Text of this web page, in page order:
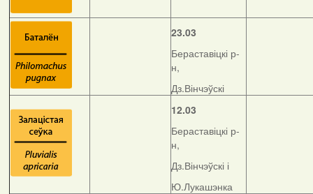
23.03
Бераставіцкі р-
н,
Дз.Вінчэўскі
12.03
Бераставіцкі р-
н,
Дз.Вінчэўскі і
Ю.Лукашэнка